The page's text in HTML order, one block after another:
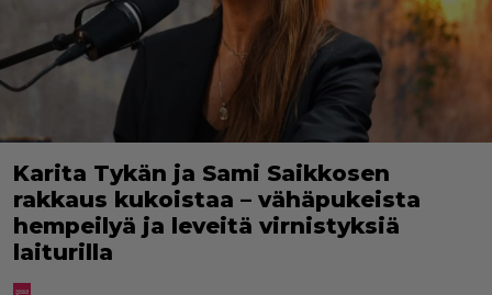
Karita Tykän ja Sami Saikkosen
rakkaus kukoistaa – vähäpukeista
hempeilyä ja leveitä virnistyksiä
laiturilla